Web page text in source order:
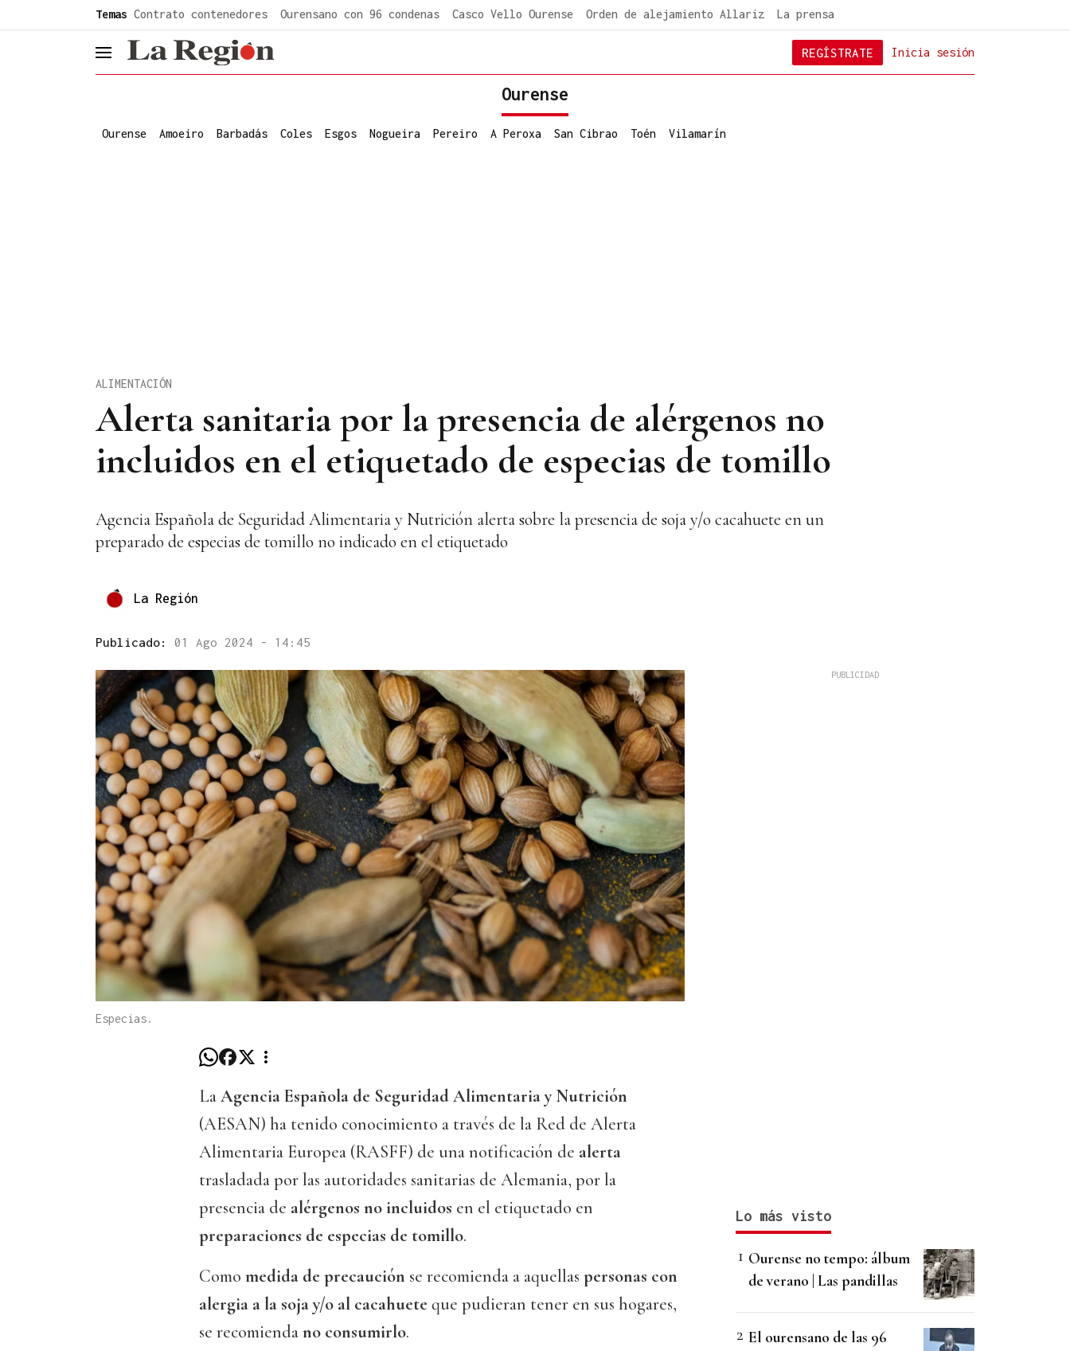
Temas Contrato contenedores Ourensano con 96 condenas Casco Vello Ourense Orden de alejamiento Allariz La prensa
header.menu.open Inicia sesión
REGÍSTRATE
Ourense
Ourense Amoeiro Barbadás Coles Esgos Nogueira Pereiro A Peroxa San Cibrao Toén Vilamarín
Alerta sanitaria por la presencia de alérgenos no
incluidos en el etiquetado de especias de tomillo
ALIMENTACIÓN
Agencia Española de Seguridad Alimentaria y Nutrición alerta sobre la presencia de soja y/o cacahuete en un
preparado de especias de tomillo no indicado en el etiquetado
La Región
Publicado: 01 Ago 2024 - 14:45
Especias.
LaAgencia Española de Seguridad Alimentaria y Nutrición
(AESAN) ha tenido conocimiento a través de la Red de Alerta
Alimentaria Europea (RASFF) de una notificación de alerta
trasladada por las autoridades sanitarias de Alemania, por la
presencia de alérgenos no incluidos en el etiquetado en
preparaciones de especias de tomillo.
Como medida de precaución se recomienda a aquellas personas con
alergia a la soja y/o al cacahuete que pudieran tener en sus hogares,
se recomiendano consumirlo.
Lo más visto
Ourense no tempo: álbum
de verano | Las pandillas
El ourensano de las 96